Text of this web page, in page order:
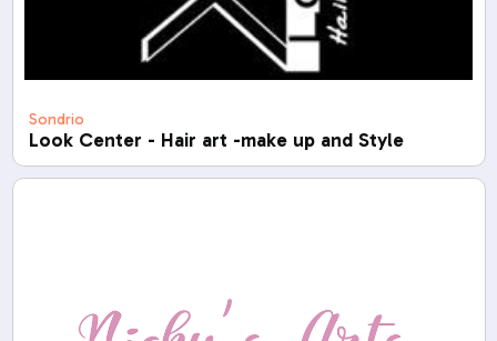
Sondrio
Look Center - Hair art -make up and Style